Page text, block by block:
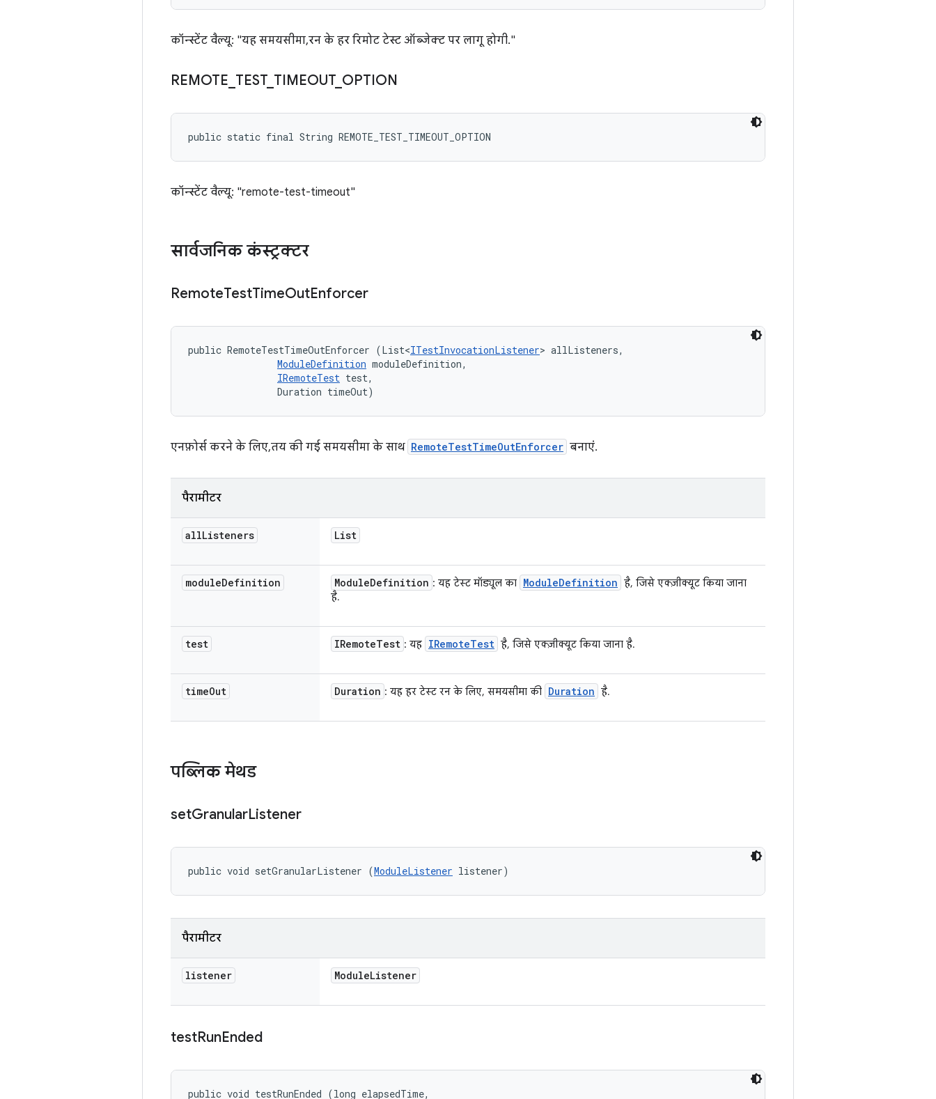
कॉन्स्टेंट वैल्यू: "यह समयसीमा, रन के हर रिमोट टेस्ट ऑब्जेक्ट पर लागू होगी."
REMOTE TEST_ TIMEOUT_ OPTION
public static final String REMOTE_TEST_TIMEOUT_OPTION
कॉन्स्टेंट वैल्यू: "remote-test-timeout"
सार्वजनिक कंस्ट्रक्टर
RemoteTestTimeOutEnforcer
public RemoteTestTimeOutEnforcer (List<ITestInvocationListener> allListeners,
ModuleDefinition moduleDefinition,
IRemoteTest test,
                Duration timeOut)
एनफ़ोर्स करने के लिए, तय की गई समयसीमा के साथ RemoteTestTimeOutEnforcer बनाएं.
पैरामीटर
allListeners List
moduleDefinition ModuleDefinition : यह टेस्ट मॉड्यूल का ModuleDefinition है, जिसे एक्ज़ीक्यूट किया जाना
है.
test IRemoteTest : यह IRemoteTest है, जिसे एक्ज़ीक्यूट किया जाना है.
timeOut Duration : यह हर टेस्ट रन के लिए, समयसीमा की Duration है.
पब्लिक मेथड
setGranularListener
public void setGranularListener (ModuleListener listener)
पैरामीटर
listener ModuleListener
testRunEnded
public void testRunEnded (long elapsedTime,